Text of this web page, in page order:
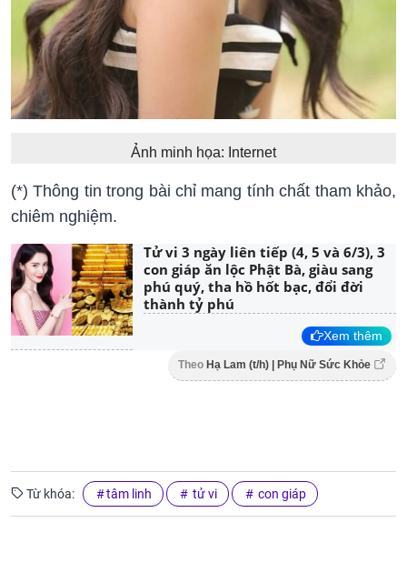
Ảnh minh họa: Internet
(*) Thông tin trong bài chỉ mang tính chất tham khảo,
chiêm nghiệm.
Tử vi 3 ngày liên tiếp (4, 5 và 6/3), 3
con giáp ăn lộc Phật Bà, giàu sang
phú quý, tha hồ hốt bạc, đổi đời
thành tỷ phú
Xem thêm
Theo Hạ Lam (t/h) | Phụ Nữ Sức Khỏe
Từ khóa: tâm linh tử vi con giáp